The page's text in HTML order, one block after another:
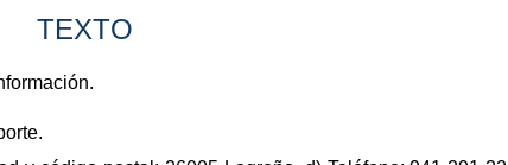
TEXTO